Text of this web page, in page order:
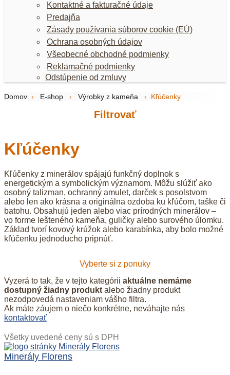
Kontaktné a fakturačné údaje
Predajňa
Zásady používania súborov cookie (EÚ)
Ochrana osobných údajov
Všeobecné obchodné podmienky
Reklamačné podmienky
Odstúpenie od zmluvy
Domov › E-shop › Výrobky z kameňa › Kľúčenky
Filtrovať
Kľúčenky
Kľúčenky z minerálov spájajú funkčný doplnok s
energetickým a symbolickým významom. Môžu slúžiť ako
osobný talizman, ochranný amulet, darček s posolstvom
alebo len ako krásna a originálna ozdoba ku kľúčom, taške či
batohu. Obsahujú jeden alebo viac prírodných minerálov –
vo forme lešteného kameňa, guličky alebo surového úlomku.
Základ tvorí kovový krúžok alebo karabínka, aby bolo možné
kľúčenku jednoducho pripnúť.
Vyberte si z ponuky
Vyzerá to tak, že v tejto kategórii aktuálne nemáme
dostupný žiadny produkt alebo žiadny produkt
nezodpovedá nastaveniam vášho filtra.
Ak máte záujem o niečo konkrétne, neváhajte nás
kontaktovať
Všetky uvedené ceny sú s DPH
Minerály Florens